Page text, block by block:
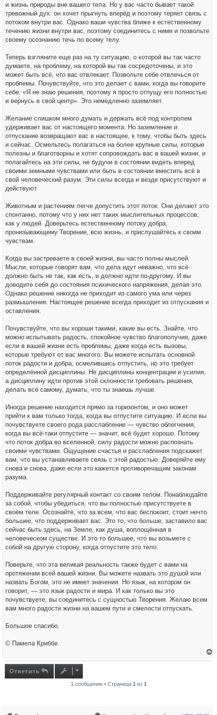
и жизнь природы вне вашего тела. Но у вас часто бывает такой
тревожный дух: он хочет прыгнуть вперёд и поэтому теряет связь с
потоком внутри вас. Однако ваши чувства ближе к естественному
течению жизни внутри вас, поэтому соединитесь с ними и позвольте
своему осознанию течь по всему телу.
Теперь взгляните еще раз на ту ситуацию, о которой вы так часто
думаете, на проблему, на которой вы так сосредоточены, и это
может быть всё, что вас отвлекает. Позвольте себе отвлечься от
проблемы. Почувствуйте, что это делает с вами, когда вы говорите
себе: «Я не знаю решения, поэтому я просто отпущу его полностью
и вернусь в свой центр». Это немедленно заземляет.
Желание слишком много думать и держать всё под контролем
удерживает вас от настоящего момента. Но заземление и
отпускание возвращают вас в настоящее, к тому, чтобы быть здесь
и сейчас. Осмельтесь полагаться на более крупные силы, которые
полезны и благотворны и хотят сопровождать вас в вашей жизни, и
полагайтесь на эти силы, не будучи в состоянии видеть вперед
своими земными чувствами или быть в состоянии вместить всё в
свой человеческий разум. Эти силы всегда и везде присутствуют и
действуют.
Животным и растениям легче допустить этот поток. Они делают это
спонтанно, потому что у них нет таких мыслительных процессов,
как у людей. Доверьтесь естественному потоку добра,
пронизывающему Творение, всю жизнь, и прислушайтесь к своим
чувствам.
Когда вы застреваете в своей жизни, вы часто полны мыслей.
Мысли, которые говорят вам, что дела идут неважно, что всё
должно быть не так, как есть, и должно идти по-другому. И вы
доводите себя до состояния психического напряжения, делая это.
Однако решение никогда не приходит из самого ума или через
размышления. Настоящее решение всегда приходит из отпускания и
оставления.
Почувствуйте, что вы хороши такими, какие вы есть. Знайте, что
можно испытывать радость, спокойное чувство благополучия, даже
если в вашей жизни есть проблемы, даже когда есть вызовы,
которые требуют от вас многого. Вы можете испытать основной
поток радости и добра, осмелившись отпустить, но это требует
определённой дисциплины. Не дисциплины концентрации и усилия,
а дисциплину идти против этой склонности требовать решения,
делать всё самому, думать, что ты знаешь лучше.
Иногда решение находится прямо за горизонтом, и оно может
прийти к вам только тогда, когда вы отпустите ситуацию. И если вы
почувствуете своего рода расслабление — чувство облегчения,
когда вы всё-таки отпустите — значит, всё будет хорошо. Потому
что поток добра во вселенной, силу радости можно распознать
своими чувствами. Ощущение счастья и расслабления подскажет
вам, что вы устанавливаете связь с этой радостью. Доверяйте ему
снова и снова, даже если это кажется противоречащим законам
разума.
Поддерживайте регулярный контакт со своим телом. Понаблюдайте
за собой, чтобы убедиться, что вы полностью присутствуете в
своём теле. Осознайте, что за всем, что вас беспокоит, стоит нечто
большее, что поддерживает вас. Это то, что больше, заставило вас
сейчас быть здесь, на Земле, как душа, воплощённая в
человеческом существе. И это то большее, что вы возьмете с
собой на другую сторону, когда отпустите это тело.
Поверьте, что эта великая реальность также будет с вами на
протяжении всей вашей жизни. Вы можете назвать это душой или
назвать Богом, это не имеет значения. Но язык, на котором он
говорит, — это язык радости и мира. И как только вы это
почувствуете, вы соединитесь с сущностью Творения. Желаю всем
вам много радости жизни на вашем пути и смелости отпускать.
Большое спасибо.
© Памела Криббе.
Ответить
1 сообщение • Страница 1 из 1